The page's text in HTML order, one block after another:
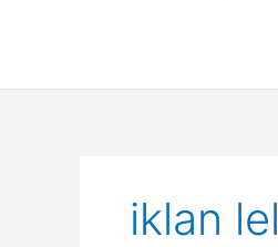
iklan